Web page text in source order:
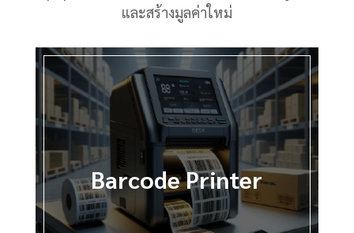
และสร้างมูลค่าใหม่
Barcode Printer